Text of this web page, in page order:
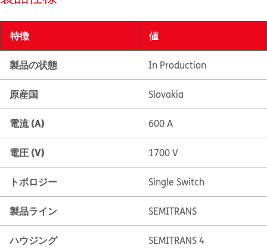
特徴 値
製品の状態 In Production
原産国 Slovakia
電流 (A) 600 A
電圧 (V) 1700 V
トポロジー Single Switch
製品ライン SEMITRANS
ハウジング SEMITRANS 4